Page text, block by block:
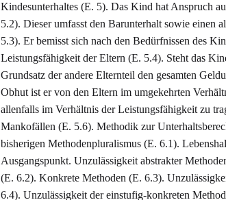
Kindesunterhaltes (E. 5). Das Kind hat Anspruch
5.2). Dieser umfasst den Barunterhalt sowie einen
5.3). Er bemisst sich nach den Bedürfnissen des
Leistungsfähigkeit der Eltern (E. 5.4). Steht das
Grundsatz der andere Elternteil den gesamten
Obhut ist er von den Eltern im umgekehrten
allenfalls im Verhältnis der Leistungsfähigkeit zu
Mankofällen (E. 5.6). Methodik zur
bisherigen Methodenpluralismus (E. 6.1).
Ausgangspunkt. Unzulässigkeit abstrakter
(E. 6.2). Konkrete Methoden (E. 6.3).
6.4). Unzulässigkeit der einstufig-konkreten